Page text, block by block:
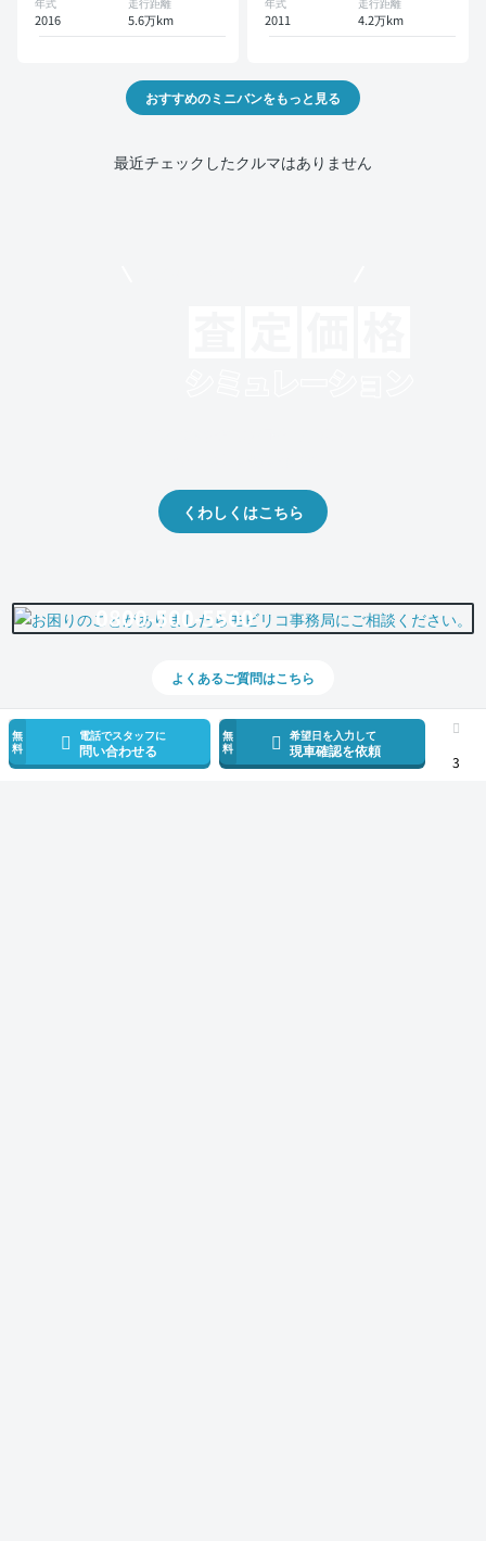
無
料
電話でスタッフに
問い合わせる
無
料
希望日を入力して
現車確認を依頼
3
2016 5.6万km 2011 4.2万km
おすすめのミニバンをもっと見る
最近チェックしたクルマはありません
くわしくはこちら
0800-500-5500
よくあるご質問はこちら